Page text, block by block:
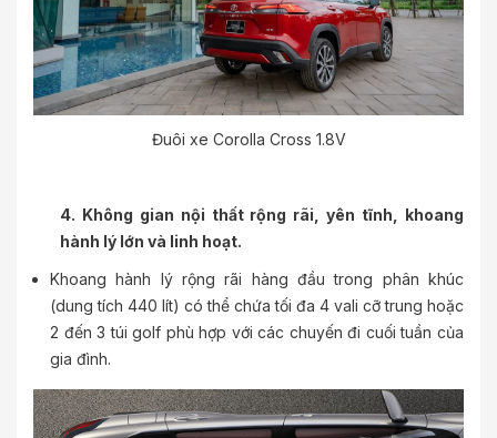
Đuôi xe Corolla Cross 1.8V
4. Không gian nội thất rộng rãi, yên tĩnh, khoang
hành lý lớn và linh hoạt.
Khoang hành lý rộng rãi hàng đầu trong phân khúc
(dung tích 440 lít) có thể chứa tối đa 4 vali cỡ trung hoặc
2 đến 3 túi golf phù hợp với các chuyến đi cuối tuần của
gia đình.